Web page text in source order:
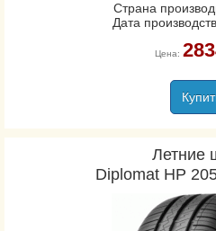
Страна
Дата
Цена:
Летние
Diplomat HP